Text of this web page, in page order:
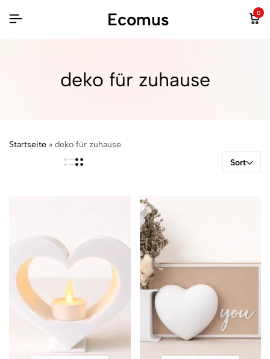
Ecomus 0
deko für zuhause
Startseite » deko für zuhause
Sort